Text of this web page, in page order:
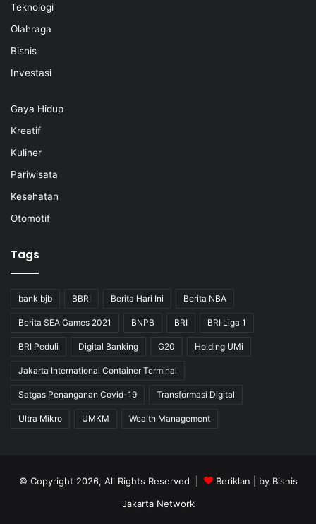
Teknologi
Olahraga
Bisnis
Investasi
Gaya Hidup
Kreatif
Kuliner
Pariwisata
Kesehatan
Otomotif
Tags
bank bjb BBRI Berita Hari Ini Berita NBA
Berita SEA Games 2021 BNPB BRI BRI Liga 1
BRI Peduli Digital Banking G20 Holding UMi
Jakarta International Container Terminal
Satgas Penanganan Covid-19 Transformasi Digital
Ultra Mikro UMKM Wealth Management
© Copyright 2026, All Rights Reserved | Beriklan | by Bisnis
Jakarta Network